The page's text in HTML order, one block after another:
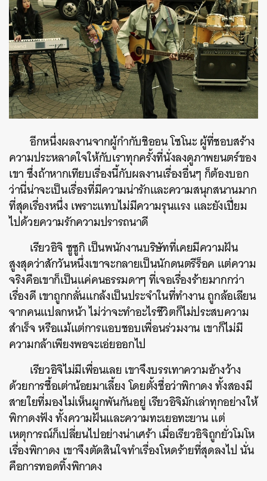
อีกหนึ่งผลงานจากผู้กำกับชิออน โซโนะ ผู้ที่ชอบสร้าง
ความประหลาดใจให้กับเราทุกครั้งที่นั่งลงดูภาพยนตร์ของ
เขา ซึ่งถ้าหากเทียบเรื่องนี้กับผลงานเรื่องอื่นๆ ก็ต้องบอก
ว่านี่น่าจะเป็นเรื่องที่มีความน่ารักและความสนุกสนานมาก
ที่สุดเรื่องหนึ่ง เพราะแทบไม่มีความรุนแรง และยังเปี่ยม
ไปด้วยความรักความปรารถนาดี
เรียวอิจิ ซูซูกิ เป็นพนักงานบริษัทที่เคยมีความฝัน
สูงสุดว่าสักวันหนึ่งเขาจะกลายเป็นนักดนตรีร็อค แต่ความ
จริงคือเขาก็เป็นแค่คนธรรมดาๆ ที่เจอเรื่องร้ายมากกว่า
เรื่องดี เขาถูกกลั่นแกล้งเป็นประจำในที่ทำงาน ถูกล้อเลียน
จากคนแปลกหน้า ไม่ว่าจะทำอะไรชีวิตก็ไม่ประสบความ
สำเร็จ หรือแม้แต่การแอบชอบเพื่อนร่วมงาน เขาก็ไม่มี
ความกล้าเพียงพอจะเอ่ยออกไป
เรียวอิจิไม่มีเพื่อนเลย เขาจึงบรรเทาความอ้างว้าง
ด้วยการซื้อเต่าน้อยมาเลี้ยง โดยตั้งชื่อว่าพิกาดง ทั้งสองมี
สายใยที่มองไม่เห็นผูกพันกันอยู่ เรียวอิจิมักเล่าทุกอย่างให้
พิกาดงฟัง ทั้งความฝันและความทะเยอทะยาน แต่
เหตุการณ์ก็เปลี่ยนไปอย่างน่าเศร้า เมื่อเรียวอิจิถูกยั่วโมโห
เรื่องพิกาดง เขาจึงตัดสินใจทำเรื่องโหดร้ายที่สุดลงไป นั่น
คือการทอดทิ้งพิกาดง